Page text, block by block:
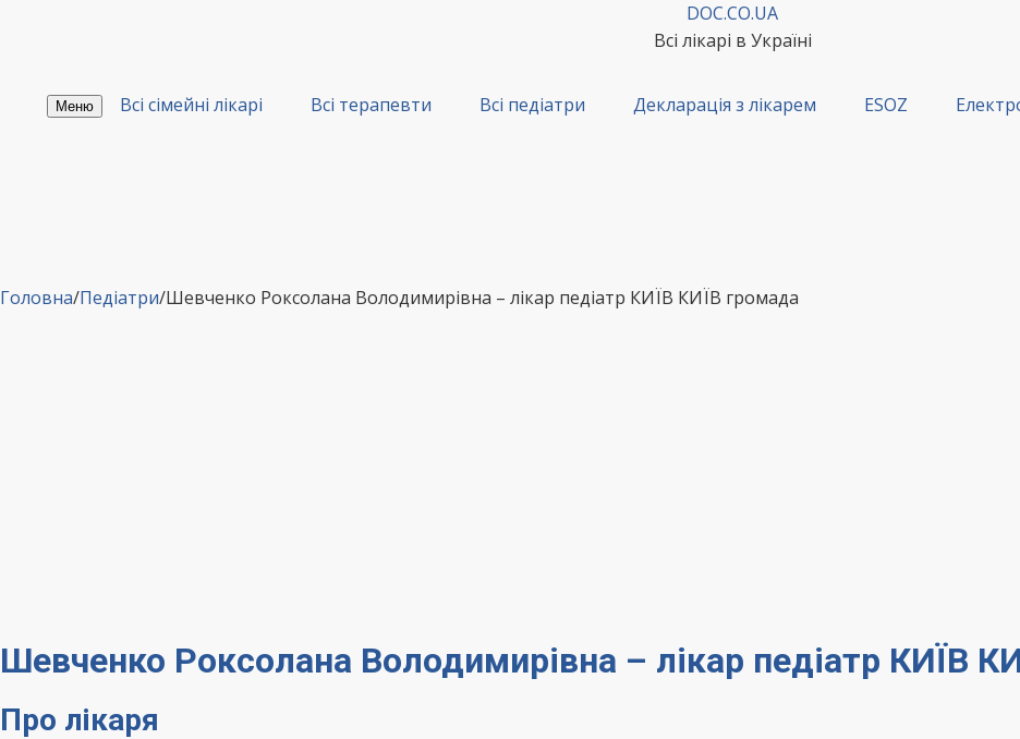
DOC.CO.UA
Всі лікарі в Україні
Меню Всі сімейні лікарі Всі терапевти Всі педіатри Декларація з лікарем ESOZ
Головна/Педіатри/Шевченко Роксолана Володимирівна – лікар педіатр КИЇВ КИЇВ громада
Шевченко Роксолана Володимирівна – лікар педіатр КИЇВ
Про лікаря